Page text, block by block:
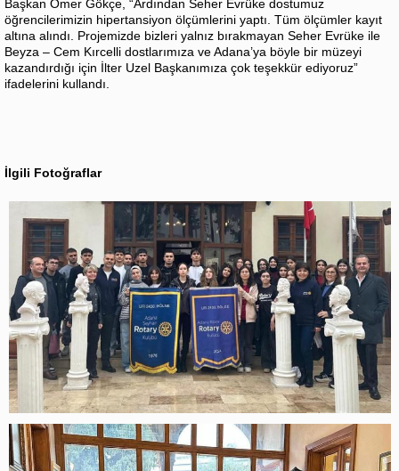
Başkan Ömer Gökçe, “Ardından Seher Evrüke dostumuz
öğrencilerimizin hipertansiyon ölçümlerini yaptı. Tüm ölçümler kayıt
altına alındı. Projemizde bizleri yalnız bırakmayan Seher Evrüke ile
Beyza – Cem Kırcelli dostlarımıza ve Adana’ya böyle bir müzeyi
kazandırdığı için İlter Uzel Başkanımıza çok teşekkür ediyoruz”
ifadelerini kullandı.
İlgili Fotoğraflar